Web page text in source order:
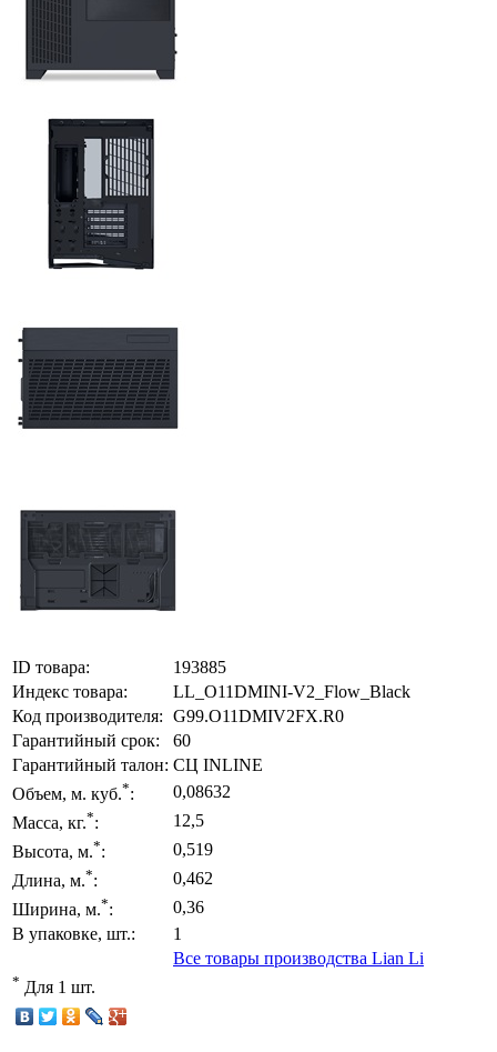
ID товара:
193885
Индекс товара:
LL_O11DMINI-V2_Flow_Black
Код производителя: G99.O11DMIV2FX.R0
Гарантийный срок:
60
Гарантийный талон: СЦ INLINE
Объем, м. куб.*:
0,08632
Масса, кг.*:
12,5
Высота, м.*:
0,519
Длина, м.*:
0,462
Ширина, м.*:
0,36
В упаковке, шт.:
1
Все товары производства Lian Li
* Для 1 шт.